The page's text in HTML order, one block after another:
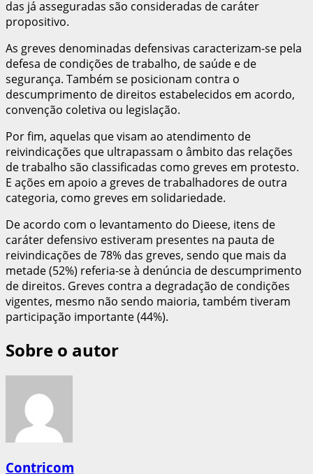
das já asseguradas são consideradas de caráter
propositivo.
As greves denominadas defensivas caracterizam-se pela
defesa de condições de trabalho, de saúde e de
segurança. Também se posicionam contra o
descumprimento de direitos estabelecidos em acordo,
convenção coletiva ou legislação.
Por fim, aquelas que visam ao atendimento de
reivindicações que ultrapassam o âmbito das relações
de trabalho são classificadas como greves em protesto.
E ações em apoio a greves de trabalhadores de outra
categoria, como greves em solidariedade.
De acordo com o levantamento do Dieese, itens de
caráter defensivo estiveram presentes na pauta de
reivindicações de 78% das greves, sendo que mais da
metade (52%) referia-se à denúncia de descumprimento
de direitos. Greves contra a degradação de condições
vigentes, mesmo não sendo maioria, também tiveram
participação importante (44%).
Sobre o autor
Contricom